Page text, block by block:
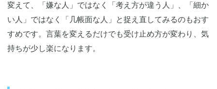
変えて、「嫌な人」ではなく「考え方が違う人」、「細か
い人」ではなく「几帳面な人」と捉え直してみるのもおす
すめです。言葉を変えるだけでも受け止め方が変わり、気
持ちが少し楽になります。